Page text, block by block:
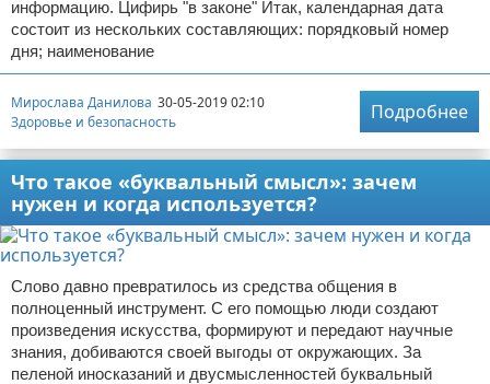
информацию. Цифирь "в законе" Итак, календарная дата
состоит из нескольких составляющих: порядковый номер
дня; наименование
Мирослава Данилова 30-05-2019 02:10
Здоровье и безопасность
Подробнее
Что такое «буквальный смысл»: зачем
нужен и когда используется?
Слово давно превратилось из средства общения в
полноценный инструмент. С его помощью люди создают
произведения искусства, формируют и передают научные
знания, добиваются своей выгоды от окружающих. За
пеленой иносказаний и двусмысленностей буквальный